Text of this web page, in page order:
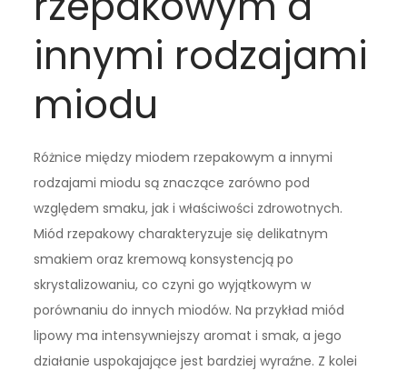
innymi rodzajami
miodu
Różnice między miodem rzepakowym a innymi
rodzajami miodu są znaczące zarówno pod
względem smaku, jak i właściwości zdrowotnych.
Miód rzepakowy charakteryzuje się delikatnym
smakiem oraz kremową konsystencją po
skrystalizowaniu, co czyni go wyjątkowym w
porównaniu do innych miodów. Na przykład miód
lipowy ma intensywniejszy aromat i smak, a jego
działanie uspokajające jest bardziej wyraźne. Z kolei